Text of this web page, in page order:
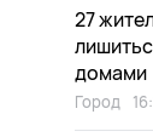
27
домами
Город